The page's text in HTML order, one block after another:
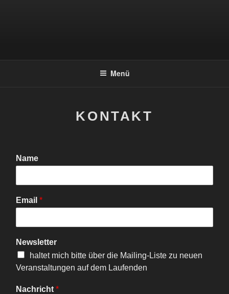
WELLENWANDLER
Menü
KONTAKT
Name
Email *
Newsletter
haltet mich bitte über die Mailing-Liste zu neuen
Veranstaltungen auf dem Laufenden
Nachricht *